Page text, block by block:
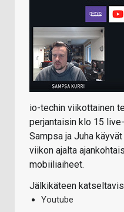
io-techin viikottainen
perjantaisin klo 15
Sampsa ja Juha
viikon ajalta
mobiiliaiheet.
Jälkikäteen
Youtube